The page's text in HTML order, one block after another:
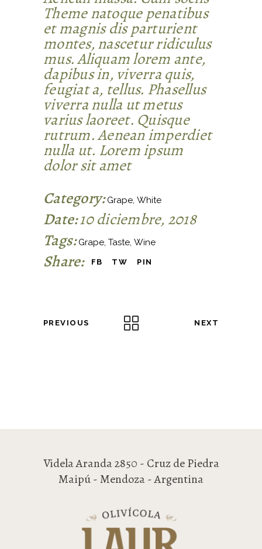
Theme natoque penatibus
et magnis dis parturient
montes, nascetur ridiculus
mus. Aliquam lorem ante,
dapibus in, viverra quis,
feugiat a, tellus. Phasellus
viverra nulla ut metus
varius laoreet. Quisque
rutrum. Aenean imperdiet
nulla ut. Lorem ipsum
dolor sit amet
Category: Grape White
Date:10 diciembre, 2018
Tags: Grape Taste Wine
Share: FB TW PIN
PREVIOUS NEXT
Videla Aranda 2850 - Cruz de Piedra
Maipú - Mendoza - Argentina